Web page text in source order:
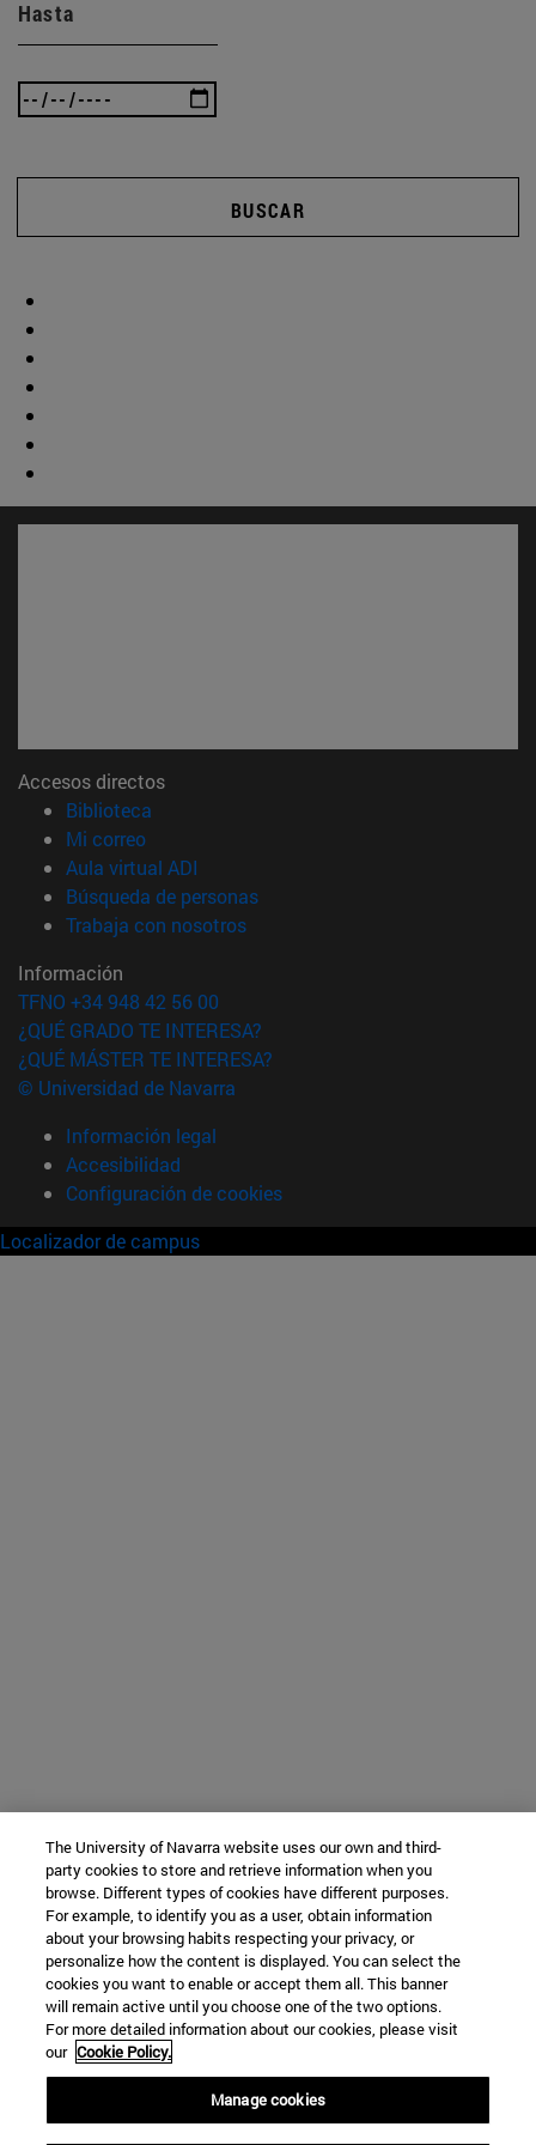
Hasta
BUSCAR
Accesos directos
Biblioteca
Mi correo(abre en nueva ventana)
Aula virtual ADI
Búsqueda de personas(abre en nueva ventana)
Trabaja con nosotros(abre en nueva ventana)
Información
TFNO +34 948 42 56 00
¿QUÉ GRADO TE INTERESA?
¿QUÉ MÁSTER TE INTERESA?
© Universidad de Navarra
Información legal
Accesibilidad
Configuración de cookies
Localizador de campus
The University of Navarra website uses our own and third-
party cookies to store and retrieve information when you
browse. Different types of cookies have different purposes.
For example, to identify you as a user, obtain information
about your browsing habits respecting your privacy, or
personalize how the content is displayed. You can select the
cookies you want to enable or accept them all. This banner
will remain active until you choose one of the two options.
For more detailed information about our cookies, please visit
our Cookie Policy.
Manage cookies